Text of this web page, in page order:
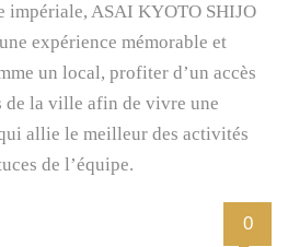
impériale, ASAI KYOTO SHIJO
expérience mémorable et
un local, profiter d’un accès
de la ville afin de vivre une
allie le meilleur des activités
de l’équipe.
0